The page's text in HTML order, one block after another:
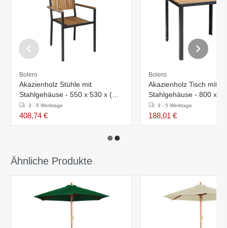
Bolero
Akazienholz Stühle mit
Stahlgehäuse - 550 x 530 x (H)
860 mm - 4 Stück
3 - 5 Werktage
408,74 €
Bolero
Akazienholz Tisch mit
Stahlgehäuse - 800 x
740 mm
3 - 5 Werktage
188,01 €
Ähnliche Produkte